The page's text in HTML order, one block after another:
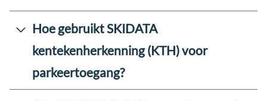
Hoe gebruikt SKIDATA
kentekenherkenning (KTH) voor
parkeertoegang?